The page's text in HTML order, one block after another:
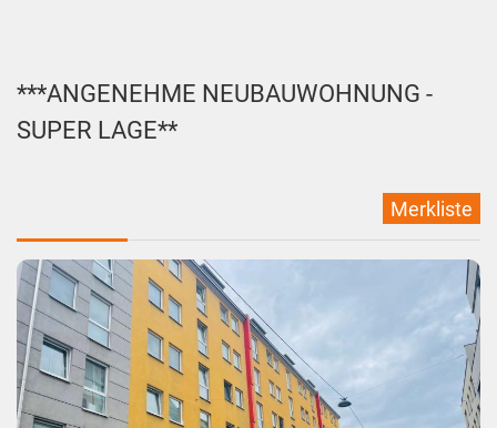
***ANGENEHME NEUBAUWOHNUNG -
SUPER LAGE**
Merkliste